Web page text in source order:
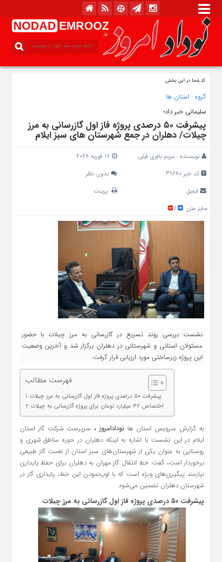
NODAD EMROOZ
.ir
کد شما در این بخش
گروه : استان ها
سلیمانی خبر داد؛
پیشرفت ۵۰ درصدی پروژه فاز اول گازرسانی به مرز
چیلات/ دهلران در جمع شهرستان‌ های سبز ایلام
نویسنده : مریم بالوی فیلی
کد خبر 39670
بدون نظر
ایمیل
پرینت
سایز متن
/
نشست بررسی روند تسریع در گازرسانی به مرز چیلات با حضور
مسئولان استانی و شهرستانی در دهلران برگزار شد و آخرین وضعیت
این پروژه زیرساختی مورد ارزیابی قرار گرفت.
فهرست مطالب
پیشرفت ۵۰ درصدی پروژه فاز اول گازرسانی به مرز چیلات
اختصاص ۳۲ میلیارد تومان برای پروژه گازرسانی به چیلات
به گزارش سرویس استان ها نودادامروز ، سرپرست شرکت گاز استان
ایلام در این نشست با اشاره به اینکه دهلران در حوزه مناطق شهری و
روستایی به عنوان یکی از شهرستان‌های سبز استان از نعمت گاز طبیعی
برخوردار است، گفت: خط انتقال گاز مهران به دهلران برای حفظ پایداری
نیازمند پیگیری‌های ویژه است که با لوپ‌نمودن این خط، پایداری گاز در
شهرستان دهلران تضمین می‌شود.
پیشرفت ۵۰ درصدی پروژه فاز اول گازرسانی به مرز چیلات